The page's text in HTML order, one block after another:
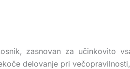
zasnovan za učinkovito
delovanje pri